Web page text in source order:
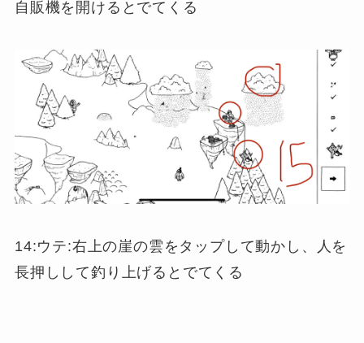
自販機を開けるとでてくる
14:ウテ:右上の崖の雲をタップして動かし、人を
長押しして釣り上げるとでてくる